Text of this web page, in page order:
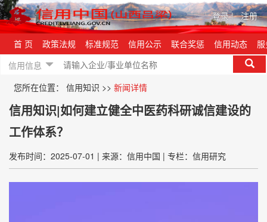
登录| 注册
首 页 政策法规 标准规范 信用公示 联合奖惩 信用动态
信用信息
您所在位置： 信用知识 >> 新闻详情
信用知识|如何建立健全中医药科研诚信建设的
工作体系？
发布时间：2025-07-01 | 来源：信用中国 | 专栏：信用研究